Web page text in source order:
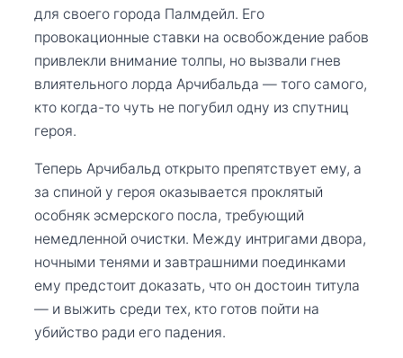
для своего города Палмдейл. Его
провокационные ставки на освобождение рабов
привлекли внимание толпы, но вызвали гнев
влиятельного лорда Арчибальда — того самого,
кто когда-то чуть не погубил одну из спутниц
героя.
Теперь Арчибальд открыто препятствует ему, а
за спиной у героя оказывается проклятый
особняк эсмерского посла, требующий
немедленной очистки. Между интригами двора,
ночными тенями и завтрашними поединками
ему предстоит доказать, что он достоин титула
— и выжить среди тех, кто готов пойти на
убийство ради его падения.